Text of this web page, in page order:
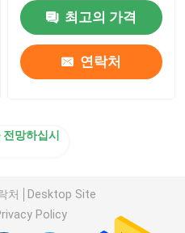
최고의 가격
연락처
망하십시
처
Desktop Site
Policy